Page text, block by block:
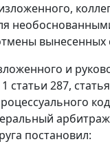
вынесенных
и
статьи 287,
постановил: